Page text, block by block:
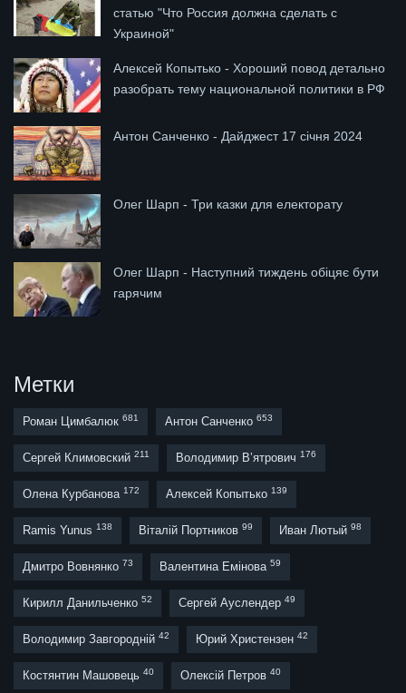
статью "Что Россия должна сделать с
Украиной"
Алексей Копытько - Хороший повод детально
разобрать тему национальной политики в РФ
Антон Санченко - Дайджест 17 січня 2024
Олег Шарп - Три казки для електорату
Олег Шарп - Наступний тиждень обіцяє бути
гарячим
Метки
Роман Цимбалюк 681 Антон Санченко 653
Сергей Климовский 211 Володимир В’ятрович 176
Олена Курбанова 172 Алексей Копытько 139
Ramis Yunus 138 Віталій Портников 99 Иван Лютый 98
Дмитро Вовнянко 73 Валентина Емінова 59
Кирилл Данильченко 52 Сергей Ауслендер 49
Володимир Завгородній 42 Юрий Христензен 42
Костянтин Машовець 40 Олексій Петров 40